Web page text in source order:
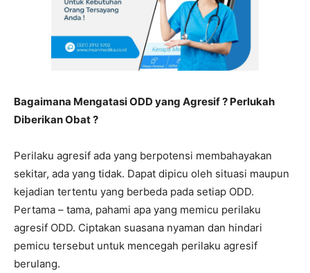
Bagaimana Mengatasi ODD yang Agresif ? Perlukah
Diberikan Obat ?
Perilaku agresif ada yang berpotensi membahayakan
sekitar, ada yang tidak. Dapat dipicu oleh situasi maupun
kejadian tertentu yang berbeda pada setiap ODD.
Pertama – tama, pahami apa yang memicu perilaku
agresif ODD. Ciptakan suasana nyaman dan hindari
pemicu tersebut untuk mencegah perilaku agresif
berulang.